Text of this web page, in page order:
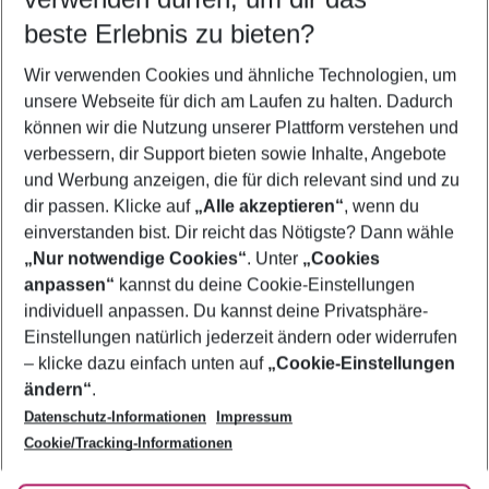
5-8 Nächte
2 Erwachsene Keine Kinder
Mehr Filter anzeigen
Footer
Footer navigation
Über uns
AGB
Bestpreisgarantie
Cookie-Einstellungen ändern
Cookie-Richtlinie
Agenturbetreuung
Barrierefreies Reisen
Folge uns
beste Erlebnis zu bieten?
Wir verwenden Cookies und ähnliche Technologien, um
unsere Webseite für dich am Laufen zu halten. Dadurch
können wir die Nutzung unserer Plattform verstehen und
verbessern, dir Support bieten sowie Inhalte, Angebote
und Werbung anzeigen, die für dich relevant sind und zu
dir passen. Klicke auf „Alle akzeptieren“, wenn du
einverstanden bist. Dir reicht das Nötigste? Dann wähle
„Nur notwendige Cookies“. Unter „Cookies
anpassen“ kannst du deine Cookie-Einstellungen
individuell anpassen. Du kannst deine Privatsphäre-
Einstellungen natürlich jederzeit ändern oder widerrufen
– klicke dazu einfach unten auf „Cookie-Einstellungen
ändern“.
Datenschutz-Informationen
Impressum
Cookie/Tracking-Informationen